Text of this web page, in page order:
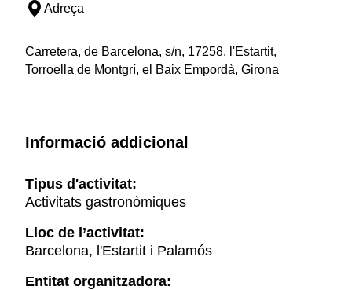
Adreça
Carretera, de Barcelona, s/n, 17258, l'Estartit,
Torroella de Montgrí, el Baix Empordà, Girona
Informació addicional
Tipus d'activitat:
Activitats gastronòmiques
Lloc de l’activitat:
Barcelona, l'Estartit i Palamós
Entitat organitzadora: